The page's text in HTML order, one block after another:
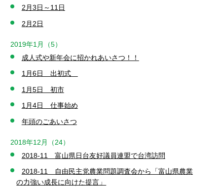
2月3日～11日
2月2日
2019年1月（5）
成人式や新年会に招かれあいさつ！！
1月6日 出初式
1月5日 初市
1月4日 仕事始め
年頭のごあいさつ
2018年12月（24）
2018-11 富山県日台友好議員連盟で台湾訪問
2018-11 自由民主党農業問題調査会から「富山県農業
の力強い成長に向けた提言」